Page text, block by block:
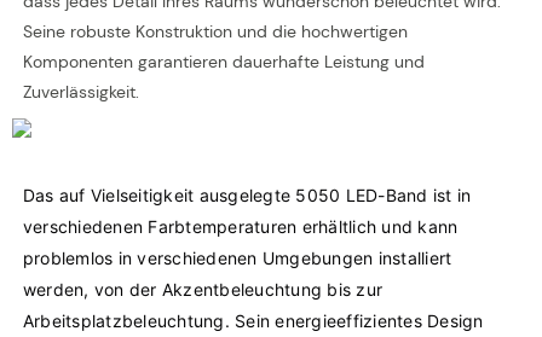
Seine robuste Konstruktion und die hochwertigen
Komponenten garantieren dauerhafte Leistung und
Zuverlässigkeit.
Das auf Vielseitigkeit ausgelegte 5050 LED-Band ist in
verschiedenen Farbtemperaturen erhältlich und kann
problemlos in verschiedenen Umgebungen installiert
werden, von der Akzentbeleuchtung bis zur
Arbeitsplatzbeleuchtung. Sein energieeffizientes Design